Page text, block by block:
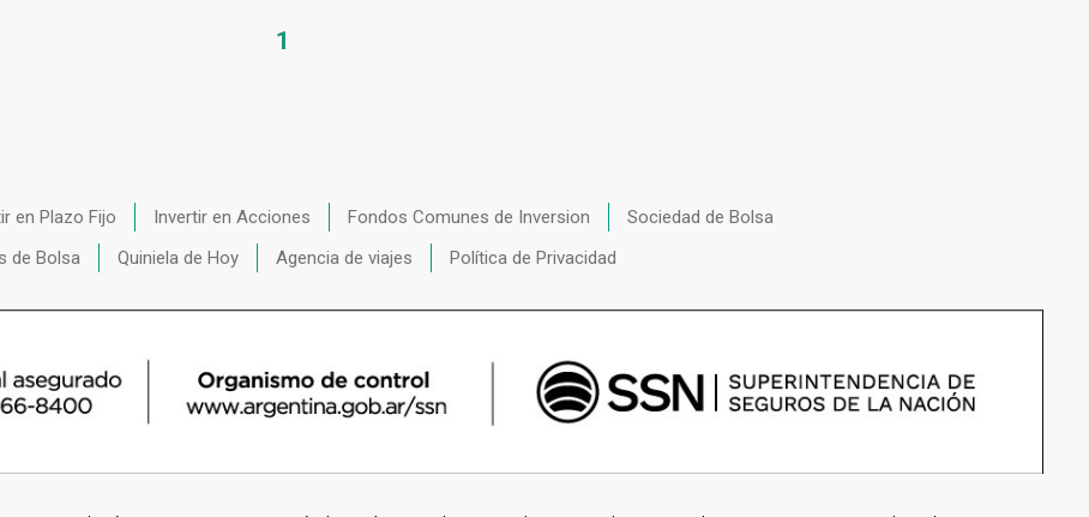
1
en Plazo Fijo Invertir en Acciones Fondos Comunes de Inversion
Sociedad de Bolsa
de Bolsa
Quiniela de Hoy Agencia de viajes Política de Privacidad